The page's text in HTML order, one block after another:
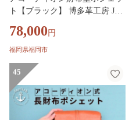
ト【ブラック】 博多革工房 Japl
78,000 円
福岡県福岡市
45